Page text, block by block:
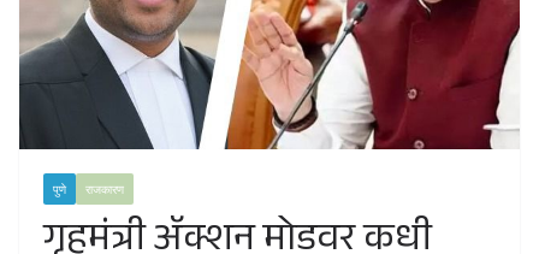
पुणे राजकारण